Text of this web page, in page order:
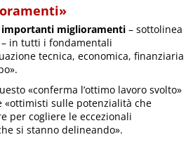
importanti miglioramenti – sottolinea
– in tutti i fondamentali
tecnica, economica, finanziaria
«conferma l’ottimo lavoro svolto»
«ottimisti sulle potenzialità che
per cogliere le eccezionali
si stanno delineando».